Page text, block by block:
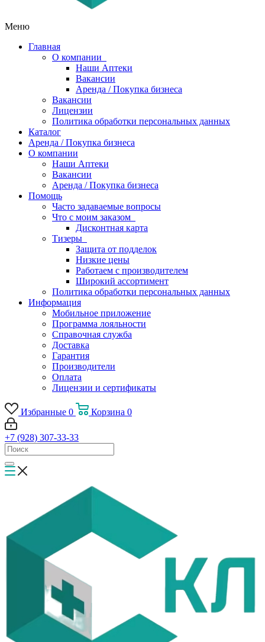
Меню
Главная
О компании
Наши Аптеки
Вакансии
Аренда / Покупка бизнеса
Вакансии
Лицензии
Политика обработки персональных данных
Каталог
Аренда / Покупка бизнеса
О компании
Наши Аптеки
Вакансии
Аренда / Покупка бизнеса
Помощь
Часто задаваемые вопросы
Что с моим заказом
Дисконтная карта
Тизеры
Защита от подделок
Низкие цены
Работаем с производителем
Широкий ассортимент
Политика обработки персональных данных
Информация
Мобильное приложение
Программа лояльности
Справочная служба
Доставка
Гарантия
Производители
Оплата
Лицензии и сертификаты
Избранные 0 Корзина 0
+7 (928) 307-33-33